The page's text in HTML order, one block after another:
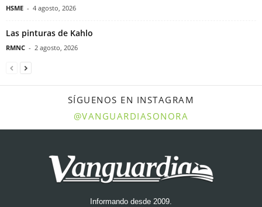
HSME - 4 agosto, 2026
Las pinturas de Kahlo
RMNC - 2 agosto, 2026
SÍGUENOS EN INSTAGRAM
@VANGUARDIASONORA
Informando desde 2009.